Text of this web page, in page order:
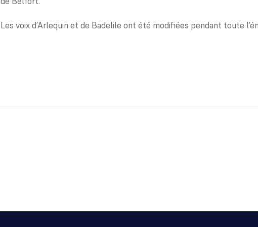
Les voix d’Arlequin et de Badelile ont été modifiées pendant toute